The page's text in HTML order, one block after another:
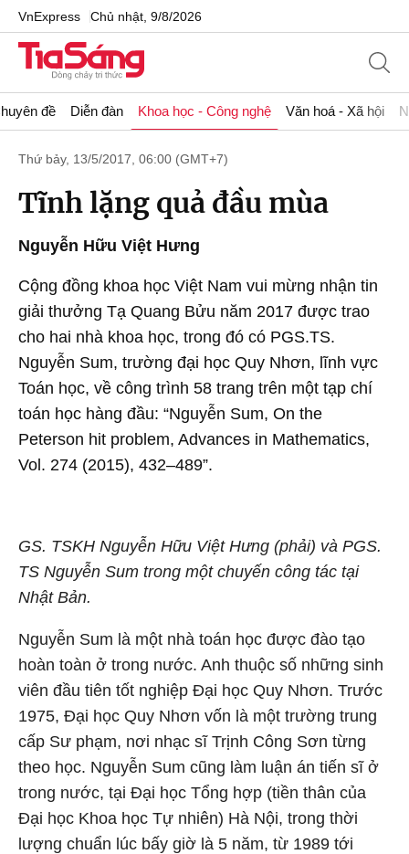
VnExpress Chủ nhật, 9/8/2026
đề Diễn đàn Khoa học - Công nghệ Văn hoá - Xã hội
Thứ bảy, 13/5/2017, 06:00 (GMT+7)
Tĩnh lặng quả đầu mùa
Nguyễn Hữu Việt Hưng
Cộng đồng khoa học Việt Nam vui mừng nhận tin
giải thưởng Tạ Quang Bửu năm 2017 được trao
cho hai nhà khoa học, trong đó có PGS.TS.
Nguyễn Sum, trường đại học Quy Nhơn, lĩnh vực
Toán học, về công trình 58 trang trên một tạp chí
toán học hàng đầu: “Nguyễn Sum, On the
Peterson hit problem, Advances in Mathematics,
Vol. 274 (2015), 432–489”.
GS. TSKH Nguyễn Hữu Việt Hưng (phải) và PGS.
TS Nguyễn Sum trong một chuyến công tác tại
Nhật Bản.
Nguyễn Sum là một nhà toán học được đào tạo
hoàn toàn ở trong nước. Anh thuộc số những sinh
viên đầu tiên tốt nghiệp Đại học Quy Nhơn. Trước
1975, Đại học Quy Nhơn vốn là một trường trung
cấp Sư phạm, nơi nhạc sĩ Trịnh Công Sơn từng
theo học. Nguyễn Sum cũng làm luận án tiến sĩ ở
trong nước, tại Đại học Tổng hợp (tiền thân của
Đại học Khoa học Tự nhiên) Hà Nội, trong thời
lượng chuẩn lúc bấy giờ là 5 năm, từ 1989 tới